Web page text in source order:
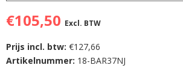
€105,50 Excl. BTW
Prijs incl. btw: €127,66
Artikelnummer: 18-BAR37NJ